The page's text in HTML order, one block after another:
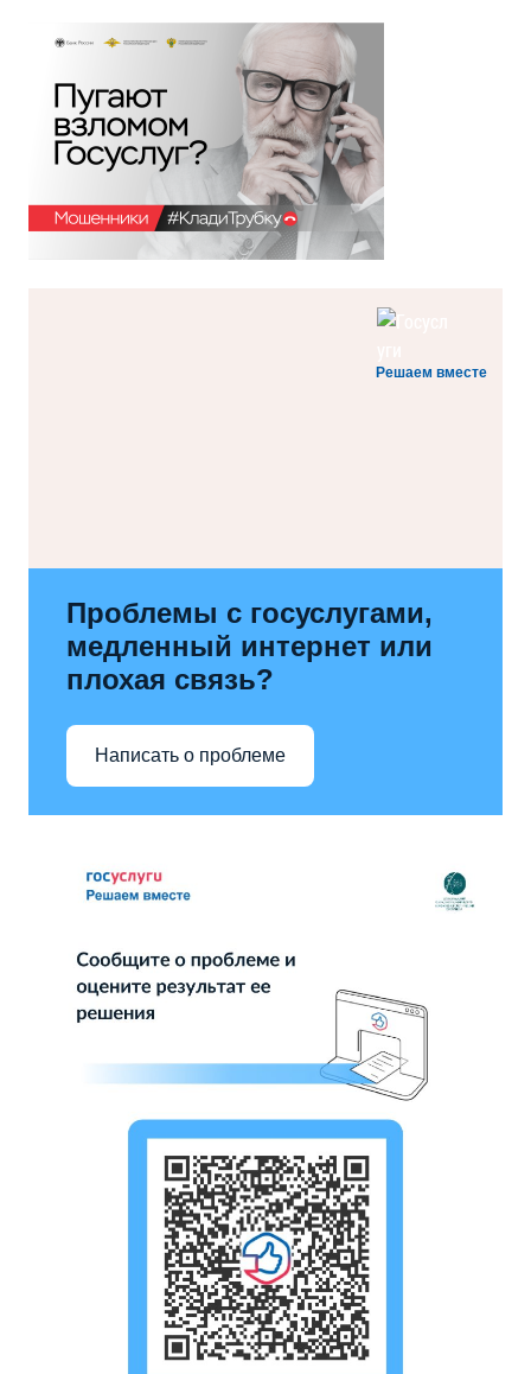
Решаем вместе
Проблемы с госуслугами,
медленный интернет или
плохая связь?
Написать о проблеме